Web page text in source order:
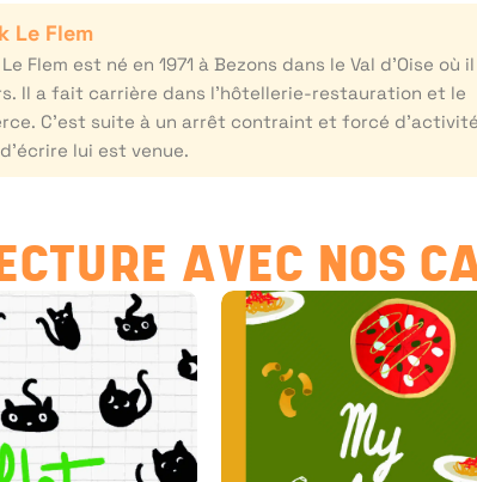
Le Flem
Flem est né en 1971 à Bezons dans le Val d’Oise où
Il a fait carrière dans l’hôtellerie-restauration et le
C’est suite à un arrêt contraint et forcé
lui est venue.
AVEC NOS